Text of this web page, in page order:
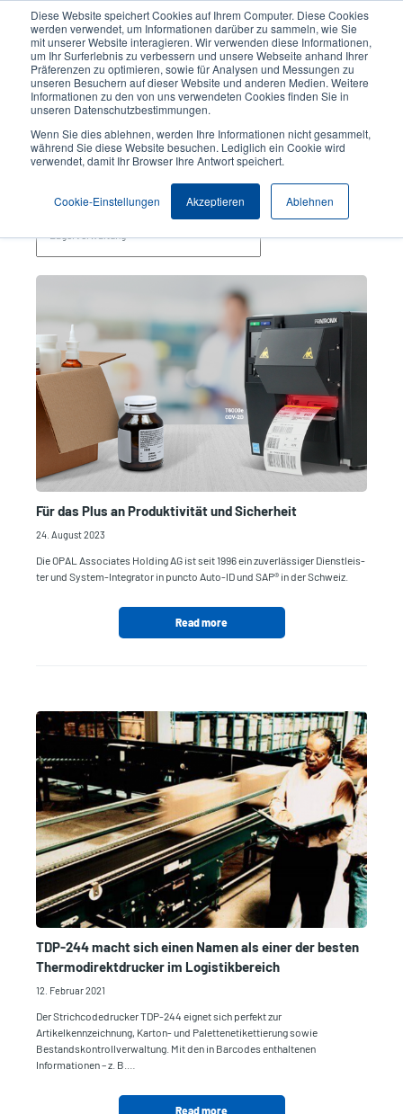
Diese Website speichert Cookies auf Ihrem Computer. Diese Cookies
werden verwendet, um Informationen darüber zu sammeln, wie Sie
mit unserer Website interagieren. Wir verwenden diese Informationen,
um Ihr Surferlebnis zu verbessern und unsere Webseite anhand Ihrer
Präferenzen zu optimieren, sowie für Analysen und Messungen zu
unseren Besuchern auf dieser Website und anderen Medien. Weitere
Informationen zu den von uns verwendeten Cookies finden Sie in
unseren Datenschutzbestimmungen.
Wenn Sie dies ablehnen, werden Ihre Informationen nicht gesammelt,
während Sie diese Website besuchen. Lediglich ein Cookie wird
verwendet, damit Ihr Browser Ihre Antwort speichert.
Cookie-Einstellungen Akzeptieren Ablehnen
User
account
menu
User
Header
Produktsuche Kontakt
Lagerverwaltung
Themen
Für das Plus an Produktivität und Sicherheit
24. August 2023
Die OPAL Associates Holding AG ist seit 1996 ein zuverlässiger Dienstleis-
ter und System-Integrator in puncto Auto-ID und SAP® in der Schweiz.
Read more
TDP-244 macht sich einen Namen als einer der besten
Thermodirektdrucker im Logistikbereich
12. Februar 2021
Der Strichcodedrucker TDP-244 eignet sich perfekt zur
Artikelkennzeichnung, Karton- und Palettenetikettierung sowie
Bestandskontrollverwaltung. Mit den in Barcodes enthaltenen
Informationen – z. B.…
Read more